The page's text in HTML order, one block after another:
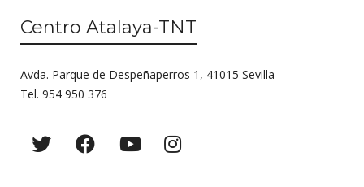
Centro Atalaya-TNT
Avda. Parque de Despeñaperros 1, 41015 Sevilla
Tel. 954 950 376